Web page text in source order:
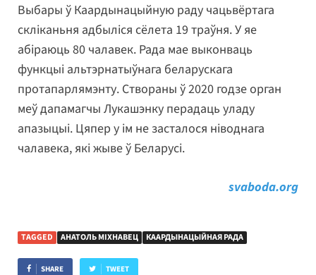
Выбары ў Каардынацыйную раду чацьвёртага
скліканьня адбыліся сёлета 19 траўня. У яе
абіраюць 80 чалавек. Рада мае выконваць
функцыі альтэрнатыўнага беларускага
протапарлямэнту. Створаны ў 2020 годзе орган
меў дапамагчы Лукашэнку перадаць уладу
апазыцыі. Цяпер у ім не засталося ніводнага
чалавека, які жыве ў Беларусі.
svaboda.org
TAGGED АНАТОЛЬ МІХНАВЕЦ КААРДЫНАЦЫЙНАЯ РАДА
SHARE TWEET